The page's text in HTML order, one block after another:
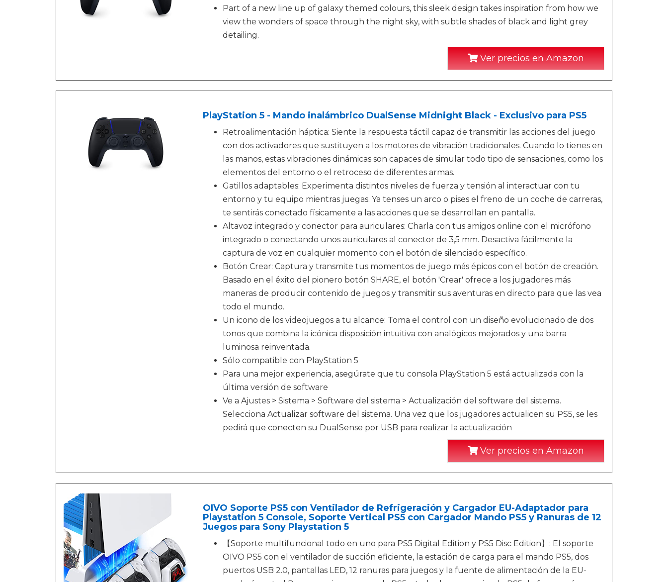
Part of a new line up of galaxy themed colours, this sleek design takes inspiration from how we
view the wonders of space through the night sky, with subtle shades of black and light grey
detailing.
Ver precios en Amazon
PlayStation 5 - Mando inalámbrico DualSense Midnight Black - Exclusivo para PS5
Retroalimentación háptica: Siente la respuesta táctil capaz de transmitir las acciones del juego
con dos activadores que sustituyen a los motores de vibración tradicionales. Cuando lo tienes en
las manos, estas vibraciones dinámicas son capaces de simular todo tipo de sensaciones, como los
elementos del entorno o el retroceso de diferentes armas.
Gatillos adaptables: Experimenta distintos niveles de fuerza y tensión al interactuar con tu
entorno y tu equipo mientras juegas. Ya tenses un arco o pises el freno de un coche de carreras,
te sentirás conectado físicamente a las acciones que se desarrollan en pantalla.
Altavoz integrado y conector para auriculares: Charla con tus amigos online con el micrófono
integrado o conectando unos auriculares al conector de 3,5 mm. Desactiva fácilmente la
captura de voz en cualquier momento con el botón de silenciado específico.
Botón Crear: Captura y transmite tus momentos de juego más épicos con el botón de creación.
Basado en el éxito del pionero botón SHARE, el botón 'Crear' ofrece a los jugadores más
maneras de producir contenido de juegos y transmitir sus aventuras en directo para que las vea
todo el mundo.
Un icono de los videojuegos a tu alcance: Toma el control con un diseño evolucionado de dos
tonos que combina la icónica disposición intuitiva con analógicos mejorados y una barra
luminosa reinventada.
Sólo compatible con PlayStation 5
Para una mejor experiencia, asegúrate que tu consola PlayStation 5 está actualizada con la
última versión de software
Ve a Ajustes > Sistema > Software del sistema > Actualización del software del sistema.
Selecciona Actualizar software del sistema. Una vez que los jugadores actualicen su PS5, se les
pedirá que conecten su DualSense por USB para realizar la actualización
Ver precios en Amazon
OIVO Soporte PS5 con Ventilador de Refrigeración y Cargador EU-Adaptador para
Playstation 5 Console, Soporte Vertical PS5 con Cargador Mando PS5 y Ranuras de 12
Juegos para Sony Playstation 5
【Soporte multifuncional todo en uno para PS5 Digital Edition y PS5 Disc Edition】: El soporte
OIVO PS5 con el ventilador de succión eficiente, la estación de carga para el mando PS5, dos
puertos USB 2.0, pantallas LED, 12 ranuras para juegos y la fuente de alimentación de la EU-